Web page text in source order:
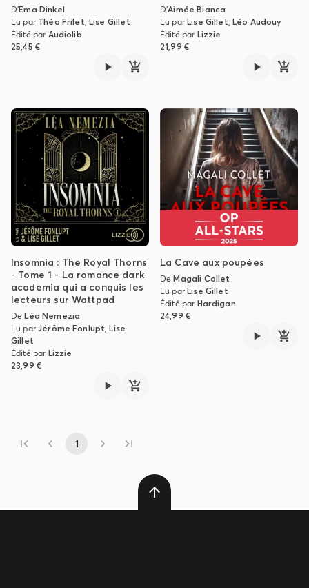
D'Ema Dinkel
Lu par Théo Frilet,Lise Gillet
Édité par Audiolib
25,45 €
D'Aimée Bianca
Lu parLise Gillet,Léo Audouy
Édité par Lizzie
21,99 €
Insomnia : The Royal Thorns
- Tome 1 - La romance dark
academia qui a conquis les
lecteurs sur Wattpad
DeLéa Nemezia
Lu parJérôme Fonlupt,Lise
Gillet
Édité par Lizzie
23,99 €
La Cave aux poupées
DeMagali Collet
Lu parLise Gillet
Édité par Hardigan
24,99 €
1